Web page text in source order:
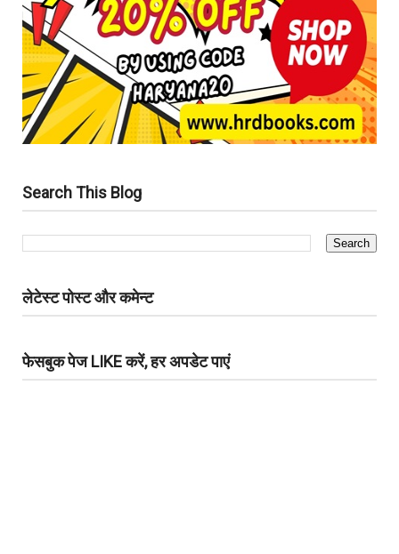
Search This Blog
लेटेस्ट पोस्ट और कमेन्ट
फेसबुक पेज LIKE करें, हर अपडेट पाएं